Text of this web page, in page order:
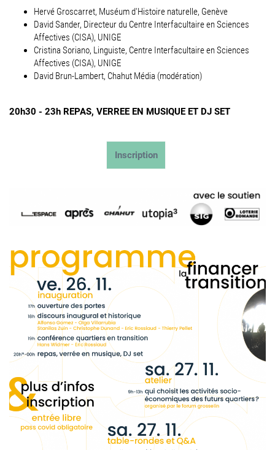
Hervé Groscarret, Muséum d'Histoire naturelle, Genève
David Sander, Directeur du Centre Interfacultaire en Sciences
Affectives (CISA), UNIGE
Cristina Soriano, Linguiste, Centre Interfacultaire en Sciences
Affectives (CISA), UNIGE
David Brun-Lambert, Chahut Média (modération)
20h30 - 23h REPAS, VERREE EN MUSIQUE ET DJ SET
Inscription